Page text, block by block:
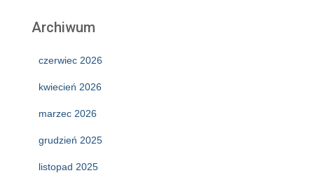
Archiwum
czerwiec 2026
kwiecień 2026
marzec 2026
grudzień 2025
listopad 2025